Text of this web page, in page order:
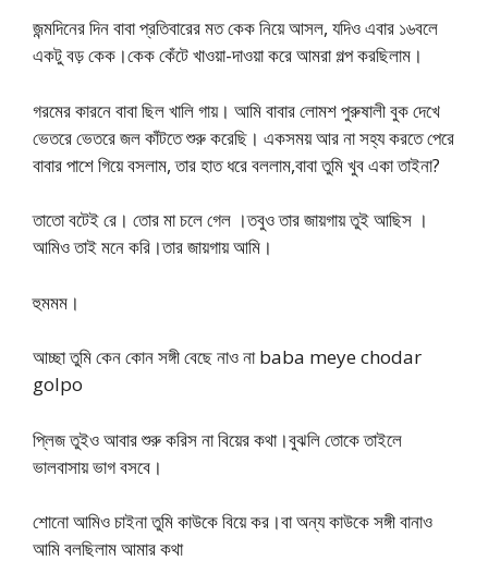
জন্মদিনের দিন বাবা প্রতিবারের মত কেক নিয়ে আসল, যদিও এবার ১৬বলে
একটু বড় কেক।কেক কেঁটে খাওয়া-দাওয়া করে আমরা গল্প করছিলাম।
গরমের কারনে বাবা ছিল খালি গায়। আমি বাবার লোমশ পুরুষালী বুক দেখে
ভেতরে ভেতরে জল কাঁটতে শুরু করেছি। একসময় আর না সহ্য করতে পেরে
বাবার পাশে গিয়ে বসলাম, তার হাত ধরে বললাম,বাবা তুমি খুব একা তাইনা?
তাতো বটেই রে। তোর মা চলে গেল ।তবুও তার জায়গায় তুই আছিস ।
আমিও তাই মনে করি।তার জায়গায় আমি।
হুমমম।
আচ্ছা তুমি কেন কোন সঙ্গী বেছে নাও না baba meye chodar
golpo
প্লিজ তুইও আবার শুরু করিস না বিয়ের কথা।বুঝলি তোকে তাইলে
ভালবাসায় ভাগ বসবে।
শোনো আমিও চাইনা তুমি কাউকে বিয়ে কর।বা অন্য কাউকে সঙ্গী বানাও
আমি বলছিলাম আমার কথা